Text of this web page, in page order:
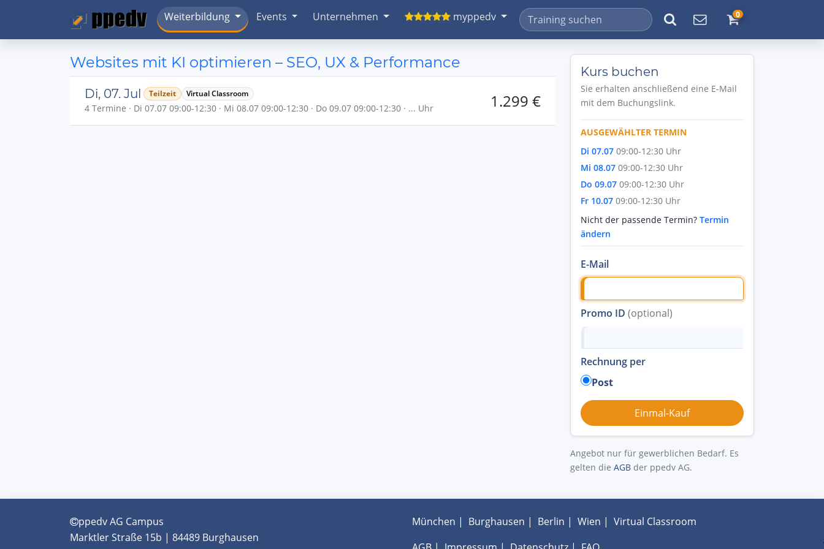
Weiterbildung Events Unternehmen myppedv 0
Websites mit KI optimieren – SEO, UX & Performance
Di, 07. Jul Teilzeit Virtual Classroom
4 Termine · Di 07.07 09:00-12:30 · Mi 08.07 09:00-12:30 · Do 09.07 09:00-12:30 · ... Uhr 1.299 €
Kurs buchen
Sie erhalten anschließend eine E-Mail
mit dem Buchungslink.
AUSGEWÄHLTER TERMIN
Di 07.07 09:00-12:30 Uhr
Mi 08.07 09:00-12:30 Uhr
Do 09.07 09:00-12:30 Uhr
Fr 10.07 09:00-12:30 Uhr
Nicht der passende Termin? Termin
ändern
E-Mail
Promo ID (optional)
Rechnung per
Post
Angebot nur für gewerblichen Bedarf. Es
gelten die AGB der ppedv AG.
ppedv AG Campus
Marktler Straße 15b | 84489 Burghausen
München | Burghausen | Berlin | Wien | Virtual Classroom